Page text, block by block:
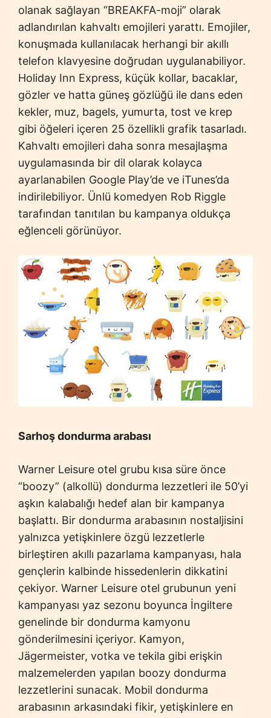
olanak sağlayan “BREAKFA-moji” olarak
adlandırılan kahvaltı emojileri yarattı. Emojiler,
konuşmada kullanılacak herhangi bir akıllı
telefon klavyesine doğrudan uygulanabiliyor.
Holiday Inn Express, küçük kollar, bacaklar,
gözler ve hatta güneş gözlüğü ile dans eden
kekler, muz, bagels, yumurta, tost ve krep
gibi öğeleri içeren 25 özellikli grafik tasarladı.
Kahvaltı emojileri daha sonra mesajlaşma
uygulamasında bir dil olarak kolayca
ayarlanabilen Google Play’de ve iTunes’da
indirilebiliyor. Ünlü komedyen Rob Riggle
tarafından tanıtılan bu kampanya oldukça
eğlenceli görünüyor.
Sarhoş dondurma arabası
Warner Leisure otel grubu kısa süre önce
“boozy” (alkollü) dondurma lezzetleri ile 50’yi
aşkın kalabalığı hedef alan bir kampanya
başlattı. Bir dondurma arabasının nostaljisini
yalnızca yetişkinlere özgü lezzetlerle
birleştiren akıllı pazarlama kampanyası, hala
gençlerin kalbinde hissedenlerin dikkatini
çekiyor. Warner Leisure otel grubunun yeni
kampanyası yaz sezonu boyunca İngiltere
genelinde bir dondurma kamyonu
gönderilmesini içeriyor. Kamyon,
Jägermeister, votka ve tekila gibi erişkin
malzemelerden yapılan boozy dondurma
lezzetlerini sunacak. Mobil dondurma
arabasının arkasındaki fikir, yetişkinlere en